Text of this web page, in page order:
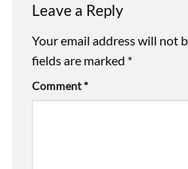
Leave a Reply
Your email address will not
fields are marked *
Comment*